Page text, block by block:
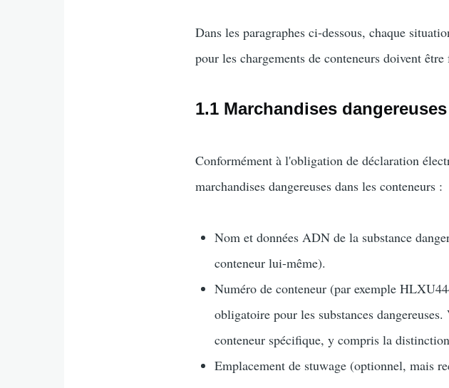
Dans les paragraphes ci-dessous, chaque
pour les chargements de conteneurs doivent être
1.1 Marchandises
Conformément à l'obligation de déclaration
marchandises dangereuses dans les conteneurs :
Nom et données ADN de la substance
conteneur lui-même).
Numéro de conteneur (par exemple
obligatoire pour les substances
conteneur spécifique, y compris la
Emplacement de stuwage (optionnel, mais